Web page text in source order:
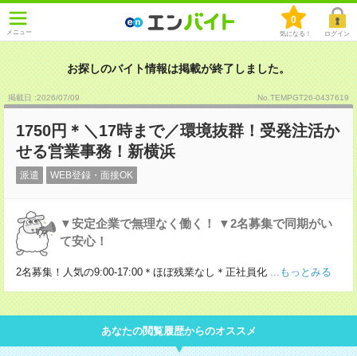
メニュー
0
気になる！ ログイン
お探しのバイト情報は掲載が終了しました。
掲載日 :2026/07/09 No.TEMPGT26-0437619
1750円＊＼17時まで／環境抜群！受発注活か
せる営業事務！新横浜
派遣 WEB登録・面接OK
▼安定企業で無理なく働く！ ▼2名募集で同期がい
て安心！
2名募集！人気の9:00-17:00＊ほぼ残業なし＊正社員化 ...もっとみる
あなたの閲覧履歴からのオススメ